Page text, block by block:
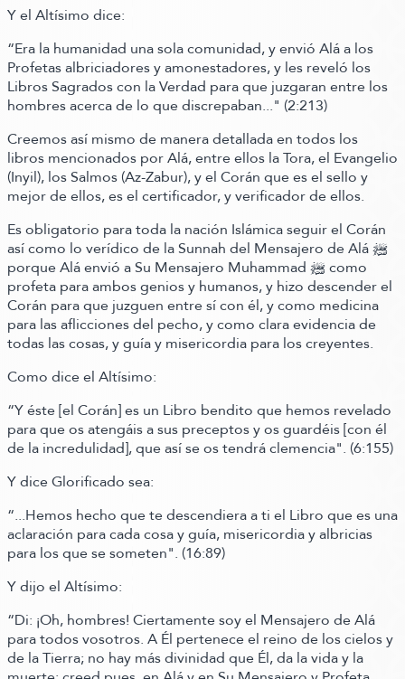
Y el Altísimo dice:
“Era la humanidad una sola comunidad, y envió Alá a los
Profetas albriciadores y amonestadores, y les reveló los
Libros Sagrados con la Verdad para que juzgaran entre los
hombres acerca de lo que discrepaban..." (2:213)
Creemos así mismo de manera detallada en todos los
libros mencionados por Alá, entre ellos la Tora, el Evangelio
(Inyil), los Salmos(Az-Zabur), y el Corán que es el sello y
mejor de ellos, es el certificador, y verificador de ellos.
Es obligatorio para toda la nación Islámica seguir el Corán
así como lo verídico de la Sunnah del Mensajero de Alá ﷺ‬
porque Alá envió a Su Mensajero Muhammad ﷺ‬ como
profeta para ambos genios y humanos, y hizo descender el
Corán para que juzguen entre sí con él, y como medicina
para las aflicciones del pecho, y como clara evidencia de
todas las cosas, y guía y misericordia para los creyentes.
Como dice el Altísimo:
“Y éste[el Corán]es un Libro bendito que hemos revelado
para que os atengáis a sus preceptos y os guardéis[con él
de la incredulidad], que así se os tendrá clemencia". (6:155)
Y dice Glorificado sea:
“...Hemos hecho que te descendiera a ti el Libro que es una
aclaración para cada cosa y guía, misericordia y albricias
para los que se someten". (16:89)
Y dijo el Altísimo:
“Di: ¡Oh, hombres! Ciertamente soy el Mensajero de Alá
para todos vosotros. A Él pertenece el reino de los cielos y
de la Tierra; no hay más divinidad que Él, da la vida y la